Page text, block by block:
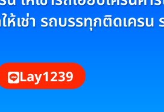
ห้เช่า รถบรรทุกติดเครน
Lay1239